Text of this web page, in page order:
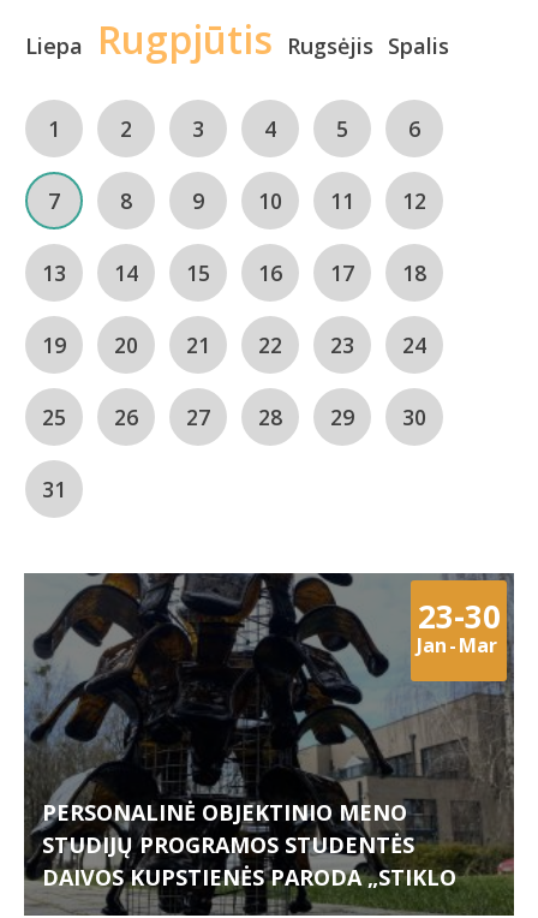
Liepa Rugpjūtis Rugsėjis Spalis
1 2 3 4 5 6
7 8 9 10 11 12
13 14 15 16 17 18
19 20 21 22 23 24
25 26 27 28 29 30
31
23-30
Jan-Mar
PERSONALINĖ OBJEKTINIO MENO
STUDIJŲ PROGRAMOS STUDENTĖS
DAIVOS KUPSTIENĖS PARODA „STIKLO